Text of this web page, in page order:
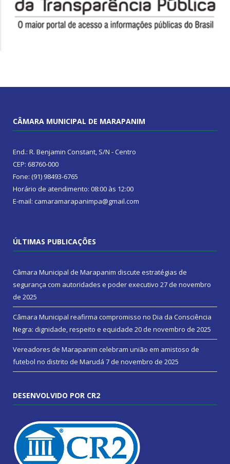
CÂMARA MUNICIPAL DE MARAPANIM
End.: R. Benjamin Constant, S/N - Centro
CEP: 68760-000
Fone: (91) 98493-6765
Horário de atendimento: 08:00 às 12:00
E-mail: camaramarapanimpa@gmail.com
ÚLTIMAS PUBLICAÇÕES
Câmara Municipal de Marapanim discute estratégias de
segurança com autoridades e poder executivo 27 de novembro
de 2025
Câmara Municipal reafirma compromisso no Dia da Consciência
Negra: dignidade, respeito e equidade 20 de novembro de 2025
Vereadores de Marapanim celebram união em amistoso de
futebol no distrito de Marudá 7 de novembro de 2025
DESENVOLVIDO POR CR2